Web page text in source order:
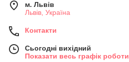
м. Львів
Львів, Україна
Контакти
Сьогодні вихідний
Показати весь графік роботи